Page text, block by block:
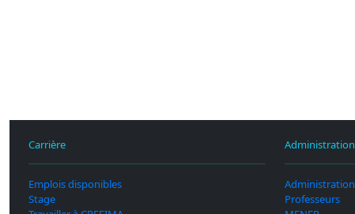
Carrière
Emplois disponibles
Stage
Administration
Administration
Professeurs